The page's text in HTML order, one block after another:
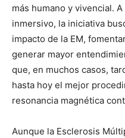
más humano y vivencial.
inmersivo, la iniciativa
impacto de la EM,
generar mayor
que, en muchos casos,
hasta hoy el mejor
resonancia magnética
Aunque la Esclerosis